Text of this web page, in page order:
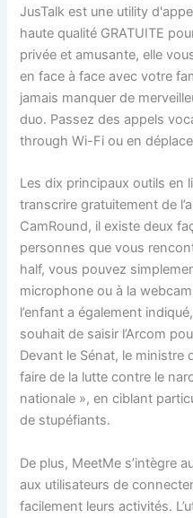
JusTalk est une utility
haute qualité GRATUITE
privée et amusante, elle
en face à face avec votre
jamais manquer de
duo. Passez des appels
through Wi-Fi ou en
Les dix principaux outils en
transcrire gratuitement de
CamRound, il existe deux
personnes que vous
half, vous pouvez
microphone ou à la
l’enfant a également
souhait de saisir l’Arcom
Devant le Sénat, le ministre
faire de la lutte contre le
nationale », en ciblant
de stupéfiants.
De plus, MeetMe s’intègre
aux utilisateurs de
facilement leurs activités.